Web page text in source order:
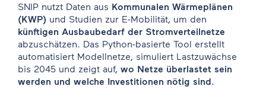
SNIP nutzt Daten aus Kommunalen Wärmeplänen
(KWP) und Studien zur E-Mobilität, um den
künftigen Ausbaubedarf der Stromverteilnetze
abzuschätzen. Das Python-basierte Tool erstellt
automatisiert Modellnetze, simuliert Lastzuwächse
bis 2045 und zeigt auf, wo Netze überlastet sein
werden und welche Investitionen nötig sind.